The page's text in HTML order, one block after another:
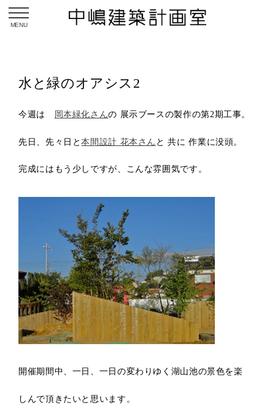
水と緑のオアシス2
今週は 岡本緑化さんの 展示ブースの製作の第2期工事。
先日、先々日と本間設計 花本さん と 共に 作業に没頭。
完成にはもう少しですが、こんな雰囲気です。
開催期間中、一日、一日の変わりゆく湖山池の景色を楽
しんで頂きたいと思います。
toggle navigation